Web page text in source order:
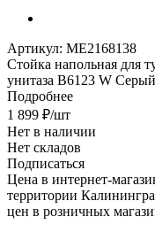
Артикул: МЕ2168138
Стойка напольная для
унитаза B6123 W Серый
Подробнее
1 899 ₽/шт
Нет в наличии
Нет складов
Подписаться
Цена в интернет-
территории
цен в розничных